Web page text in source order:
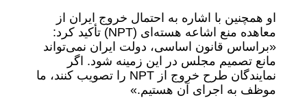
او همچنین با اشاره به احتمال خروج ایران از
معاهده منع اشاعه هسته‌ای (NPT) تأکید کرد:
«براساس قانون اساسی، دولت ایران نمی‌تواند
مانع تصمیم مجلس در این زمینه شود. اگر
نمایندگان طرح خروج از NPT را تصویب کنند، ما
موظف به اجرای آن هستیم.»